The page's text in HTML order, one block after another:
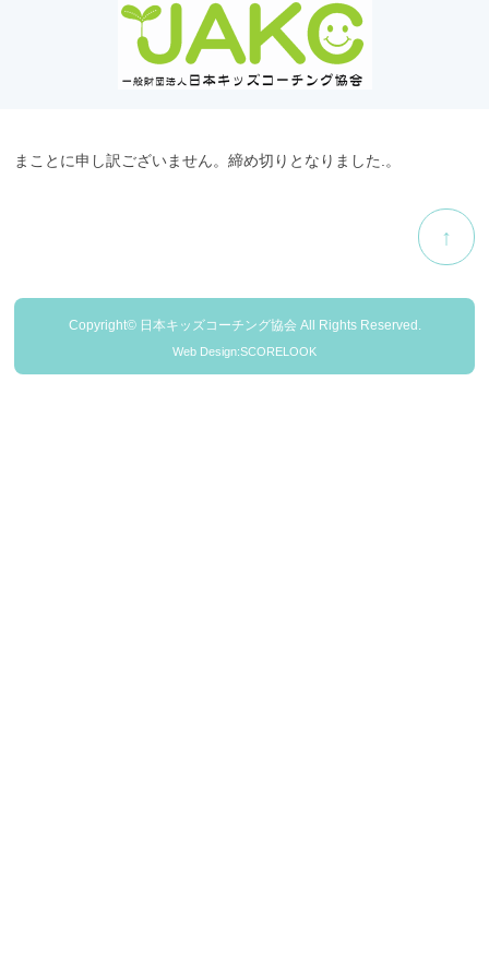
まことに申し訳ございません。締め切りとなりました.。
↑
Copyright© 日本キッズコーチング協会 All Rights Reserved.
Web Design:SCORELOOK